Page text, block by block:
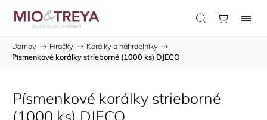
Domov / Hračky / Korálky a náhrdelníky /
Písmenkové korálky strieborné (1000 ks) DJECO
Písmenkové korálky strieborné
(1000 ks) DJECO